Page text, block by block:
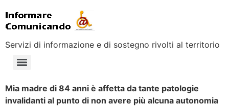
Servizi di informazione e di sostegno rivolti al territorio
Mia madre di 84 anni è affetta da tante patologie
invalidanti al punto di non avere più alcuna autonomia